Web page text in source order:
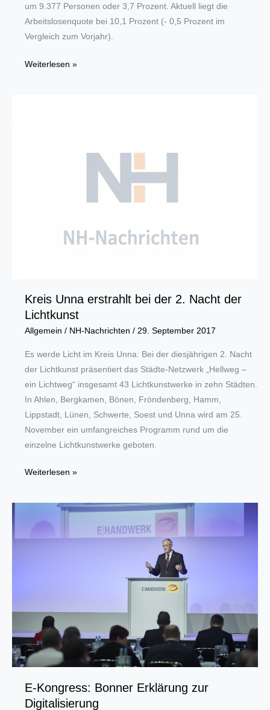
um 9.377 Personen oder 3,7 Prozent. Aktuell liegt die
Arbeitslosenquote bei 10,1 Prozent (- 0,5 Prozent im
Vergleich zum Vorjahr).
Arbeitslosenquote
Weiterlesen »
Kreis Unna erstrahlt bei der 2. Nacht der
Lichtkunst
Allgemein / NH-Nachrichten / 29. September 2017
Es werde Licht im Kreis Unna: Bei der diesjährigen 2. Nacht
der Lichtkunst präsentiert das Städte-Netzwerk „Hellweg –
ein Lichtweg“ insgesamt 43 Lichtkunstwerke in zehn Städten.
In Ahlen, Bergkamen, Bönen, Fröndenberg, Hamm,
Lippstadt, Lünen, Schwerte, Soest und Unna wird am 25.
November ein umfangreiches Programm rund um die
einzelne Lichtkunstwerke geboten.
Kreis
erstrahlt
Weiterlesen »
E-Kongress: Bonner Erklärung zur
Digitalisierung